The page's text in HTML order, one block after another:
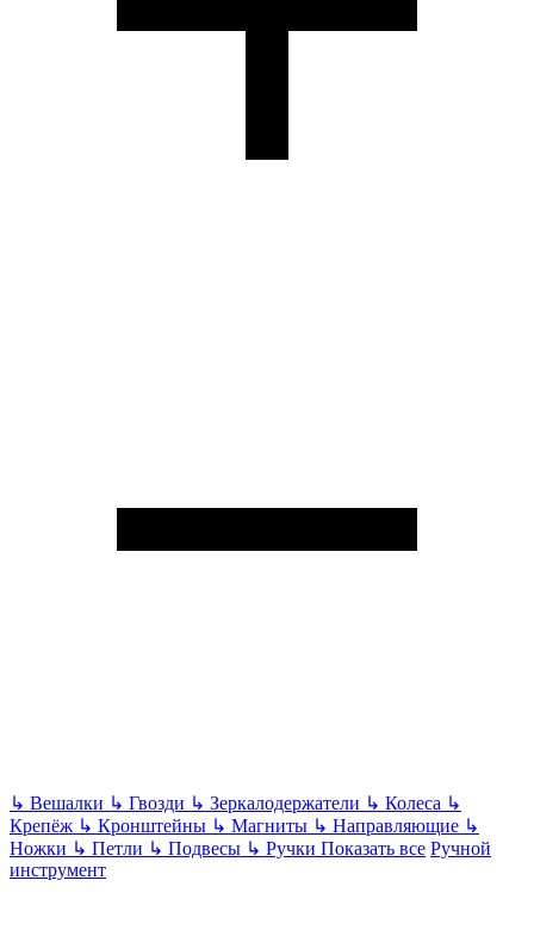
↳ Вешалки ↳ Гвозди ↳ Зеркалодержатели ↳ Колеса ↳
Крепёж ↳ Кронштейны ↳ Магниты ↳ Направляющие ↳
Ножки ↳ Петли ↳ Подвесы ↳ Ручки Показать все Ручной
инструмент